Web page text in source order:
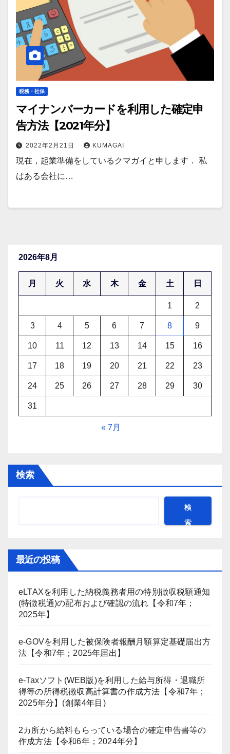
税務・社保
マイナンバーカードを利用した確定申
告方法【2021年分】
2022年2月21日 KUMAGAI
現在，起業準備をしているクマガイと申します． 私
はある会社に…
2026年8月
月 火 水 木 金 土 日
1 2
3 4 5 6 7 8 9
10 11 12 13 14 15 16
17 18 19 20 21 22 23
24 25 26 27 28 29 30
31
« 7月
検索
検
索
最近の投稿
eLTAXを利用した納税義務者用の特別徴収税額通知
(特徴税通)の配布および確認の流れ【令和7年；
2025年】
e-GOVを利用した被保険者報酬月額算定基礎届出方
法【令和7年；2025年届出】
e-Taxソフト(WEB版)を利用した給与所得・退職所
得等の所得税徴収高計算書の作成方法【令和7年；
2025年分】(創業4年目)
2カ所から給料もらっている場合の確定申告書等の
作成方法【令和6年；2024年分】